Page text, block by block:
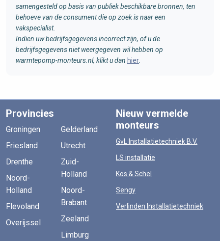
samengesteld op basis van publiek beschikbare bronnen, ten
behoeve van de consument die op zoek is naar een
vakspecialist.
Indien uw bedrijfsgegevens incorrect zijn, of u de
bedrijfsgegevens niet weergegeven wil hebben op
warmtepomp-monteurs.nl, klikt u dan hier
Provincies
Groningen
Friesland
Drenthe
Noord-
Holland
Flevoland
Overijssel
Gelderland
Utrecht
Zuid-
Holland
Noord-
Brabant
Zeeland
Limburg
Nieuw vermelde
monteurs
GvL Installatietechniek B.V.
LS installatie
Kos & Schel
Sengy
Verlinden Installatietechniek